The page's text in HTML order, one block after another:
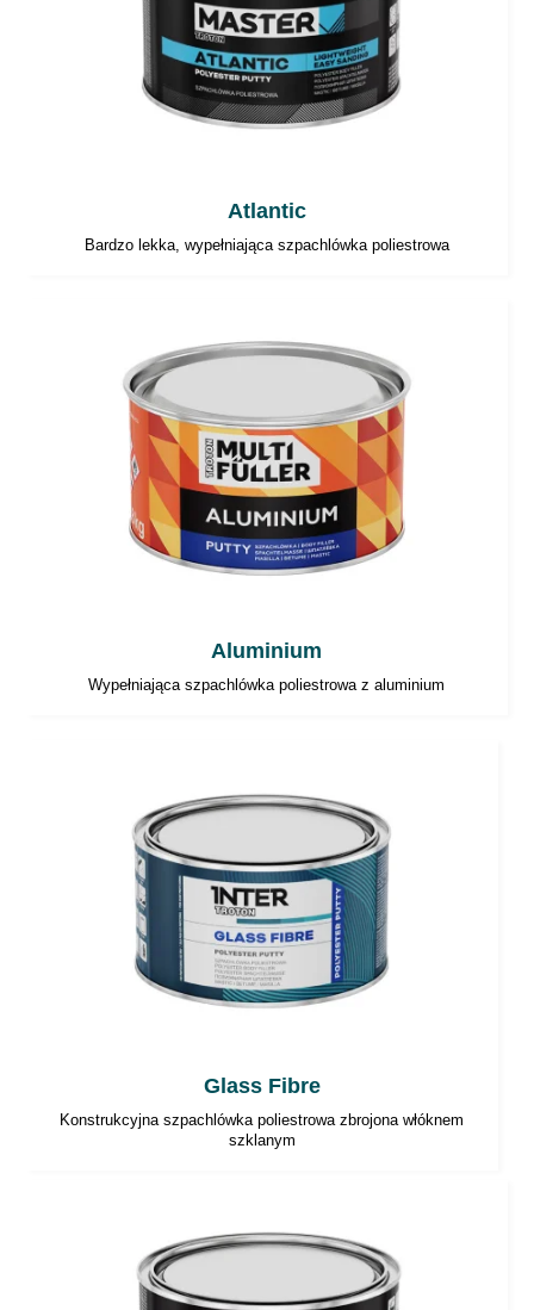
wentylowane.
Narzędzia powinny być myte
bezpośrednio po aplikacji.
instrukcjami zawartymi w karcie MSDS
produktu
Atlantic
Bardzo lekka, wypełniająca szpachlówka poliestrowa
Aluminium
Wypełniająca szpachlówka poliestrowa z aluminium
Glass Fibre
Konstrukcyjna szpachlówka poliestrowa zbrojona włóknem
szklanym